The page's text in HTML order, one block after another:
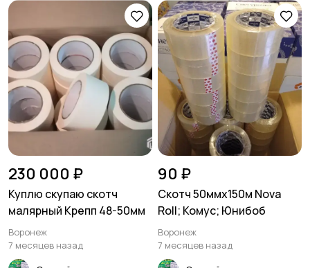
230 000 ₽
Куплю скупаю скотч
малярный Крепп 48-50мм
Воронеж
7 месяцев назад
90 ₽
Скотч 50ммх150м Nova
Roll; Комус; Юнибоб
Воронеж
7 месяцев назад